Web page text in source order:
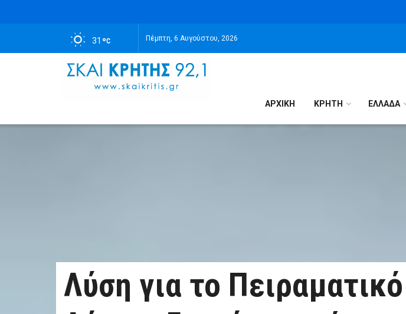
31 Πέμπτη, 6 Αυγούστου, 2026
ΑΡΧΙΚΉ ΚΡΗΤΗ ΕΛΛΑΔΑ
Λύση για το Πειραματικό